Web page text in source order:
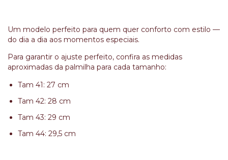
Um modelo perfeito para quem quer conforto com estilo —
do dia a dia aos momentos especiais.
Para garantir o ajuste perfeito, confira as medidas
aproximadas da palmilha para cada tamanho:
Tam 41: 27 cm
Tam 42: 28 cm
Tam 43: 29 cm
Tam 44: 29,5 cm